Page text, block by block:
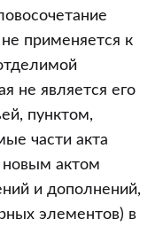
применяется к
не является его
пунктом,
части акта
новым актом
и дополнений,
элементов) в